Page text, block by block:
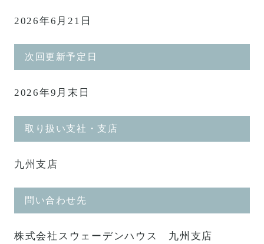
2026年6月21日
次回更新予定日
2026年9月末日
取り扱い支社・支店
九州支店
問い合わせ先
株式会社スウェーデンハウス 九州支店